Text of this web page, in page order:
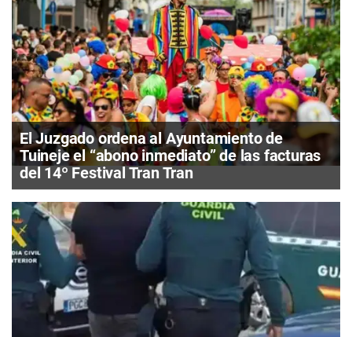
El Juzgado ordena al Ayuntamiento de
Tuineje el “abono inmediato” de las facturas
del 14º Festival Tran Tran